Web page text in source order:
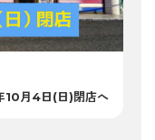
10月4日(日)閉店へ